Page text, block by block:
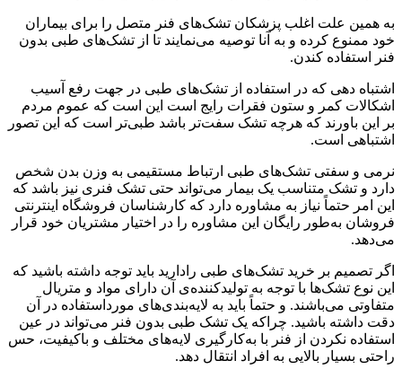
به همین علت اغلب پزشکان تشک‌های فنر متصل را برای بیماران
خود ممنوع کرده و به آنا توصیه می‌نمایند تا از تشک‌های طبی بدون
فنر استفاده کندن.
اشتباه دهی که در استفاده از تشک‌های طبی در جهت رفع آسیب
اشکالات کمر و ستون فقرات رایج است این است که عموم مردم
بر این باورند که هرچه تشک سفت‌تر باشد طبی‌تر است که این تصور
اشتباهی است.
نرمی و سفتی تشک‌های طبی ارتباط مستقیمی به وزن بدن شخص
دارد و تشک متناسب یک بیمار می‌تواند حتی تشک فنری نیز باشد که
این امر حتماً نیاز به مشاوره دارد که کارشناسان فروشگاه اینترنتی
فروشان به‌طور رایگان این مشاوره را در اختیار مشتریان خود قرار
می‌دهد.
اگر تصمیم بر خرید تشک‌های طبی رادارید باید توجه داشته باشید که
این نوع تشک‌ها با توجه به تولیدکننده‌ی آن دارای مواد و متریال
متفاوتی می‌باشند. و حتماً باید به لایه‌بندی‌های مورداستفاده در آن
دقت داشته باشید. چراکه یک تشک طبی بدون فنر می‌تواند در عین
استفاده نکردن از فنر با به‌کارگیری لایه‌های مختلف و باکیفیت، حس
راحتی بسیار بالایی به افراد انتقال دهد.